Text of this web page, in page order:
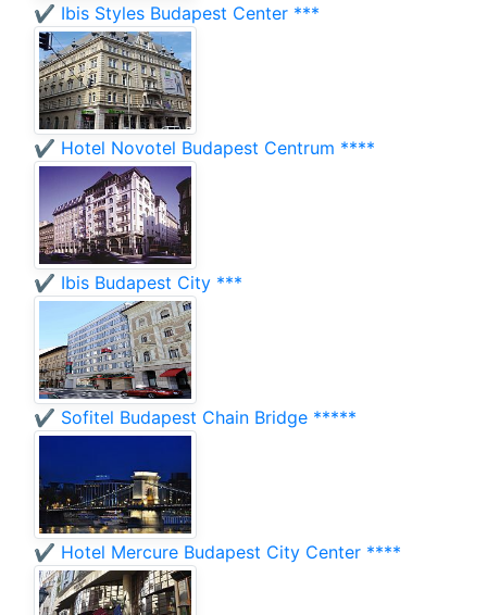
✔️ Ibis Styles Budapest Center ***
✔️ Hotel Novotel Budapest Centrum ****
✔️ Ibis Budapest City ***
✔️ Sofitel Budapest Chain Bridge *****
✔️ Hotel Mercure Budapest City Center ****